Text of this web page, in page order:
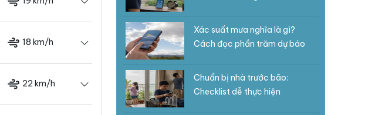
18 km/h
22 km/h
Xác suất mưa nghĩa là gì?
Cách đọc phần trăm dự báo
Chuẩn bị nhà trước bão:
Checklist dễ thực hiện